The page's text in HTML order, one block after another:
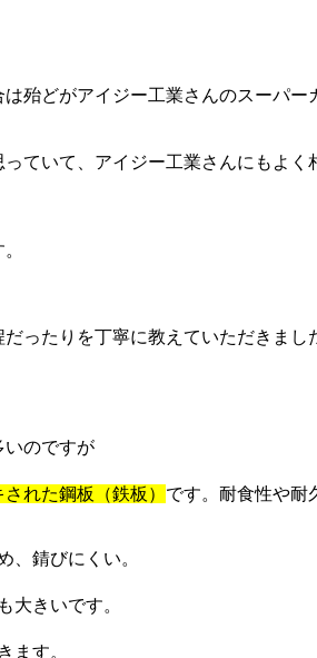
殆どがアイジー工業さんのスーパー
ていて、アイジー工業さんにもよ
ったりを丁寧に教えていただきまし
いのですが
れた鋼板（鉄板） です。 耐食性や耐
、錆びにくい。
大きいです。
ます。